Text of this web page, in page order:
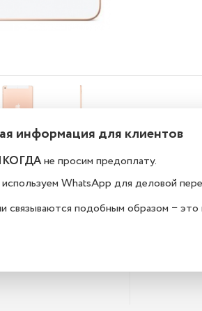
новые или
в kazan.istoreapple.ru
сайте, мы
информация для клиентов
не просим предоплату.
используем WhatsApp для деловой
связываются подобным образом −